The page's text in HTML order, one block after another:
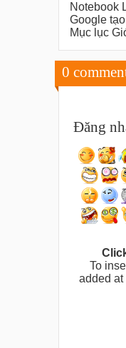
Notebook
Google
Mục lục
0
Đăng
To
added at